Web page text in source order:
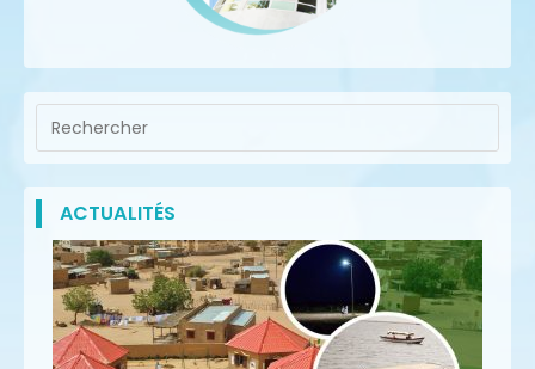
ACTUALITÉS